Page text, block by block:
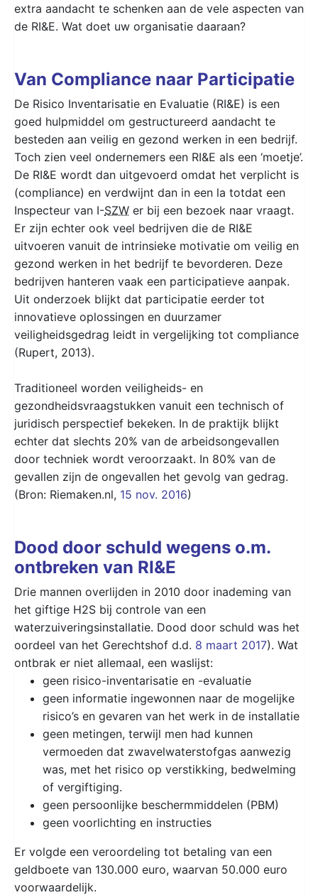
extra aandacht te schenken aan de vele aspecten van
de RI&E. Wat doet uw organisatie daaraan?
Van Compliance naar Participatie
De Risico Inventarisatie en Evaluatie (RI&E) is een
goed hulpmiddel om gestructureerd aandacht te
besteden aan veilig en gezond werken in een bedrijf.
Toch zien veel ondernemers een RI&E als een ‘moetje’.
De RI&E wordt dan uitgevoerd omdat het verplicht is
(compliance) en verdwijnt dan in een la totdat een
Inspecteur van I-SZW er bij een bezoek naar vraagt.
Er zijn echter ook veel bedrijven die de RI&E
uitvoeren vanuit de intrinsieke motivatie om veilig en
gezond werken in het bedrijf te bevorderen. Deze
bedrijven hanteren vaak een participatieve aanpak.
Uit onderzoek blijkt dat participatie eerder tot
innovatieve oplossingen en duurzamer
veiligheidsgedrag leidt in vergelijking tot compliance
(Rupert, 2013).
Traditioneel worden veiligheids- en
gezondheidsvraagstukken vanuit een technisch of
juridisch perspectief bekeken. In de praktijk blijkt
echter dat slechts 20% van de arbeidsongevallen
door techniek wordt veroorzaakt. In 80% van de
gevallen zijn de ongevallen het gevolg van gedrag.
(Bron: Riemaken.nl, 15 nov. 2016)
Dood door schuld wegens o.m.
ontbreken van RI&E
Drie mannen overlijden in 2010 door inademing van
het giftige H2S bij controle van een
waterzuiveringsinstallatie. Dood door schuld was het
oordeel van het Gerechtshof d.d. 8 maart 2017). Wat
ontbrak er niet allemaal, een waslijst:
geen risico-inventarisatie en -evaluatie
geen informatie ingewonnen naar de mogelijke
risico’s en gevaren van het werk in de installatie
geen metingen, terwijl men had kunnen
vermoeden dat zwavelwaterstofgas aanwezig
was, met het risico op verstikking, bedwelming
of vergiftiging.
geen persoonlijke beschermmiddelen (PBM)
geen voorlichting en instructies
Er volgde een veroordeling tot betaling van een
geldboete van 130.000 euro, waarvan 50.000 euro
voorwaardelijk.